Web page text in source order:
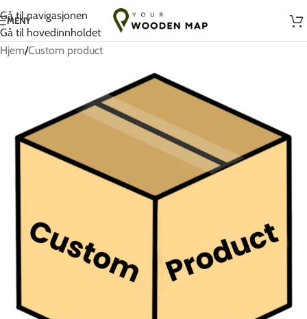
Gå til navigasjonen
Gå til hovedinnholdet
Håndlaget med kjærlighet i Litauen
MENY
Hjem/Custom product